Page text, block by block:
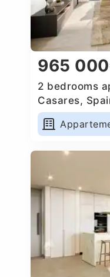
965
2 bedrooms
Casares,